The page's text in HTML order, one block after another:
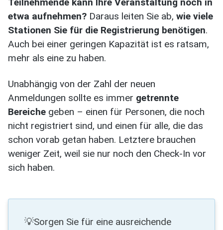
etwa aufnehmen? Daraus leiten Sie ab, wie viele
Stationen Sie für die Registrierung benötigen.
Auch bei einer geringen Kapazität ist es ratsam,
mehr als eine zu haben.
Unabhängig von der Zahl der neuen
Anmeldungen sollte es immer getrennte
Bereiche geben – einen für Personen, die noch
nicht registriert sind, und einen für alle, die das
schon vorab getan haben. Letztere brauchen
weniger Zeit, weil sie nur noch den Check-In vor
sich haben.
💡Sorgen Sie für eine ausreichende